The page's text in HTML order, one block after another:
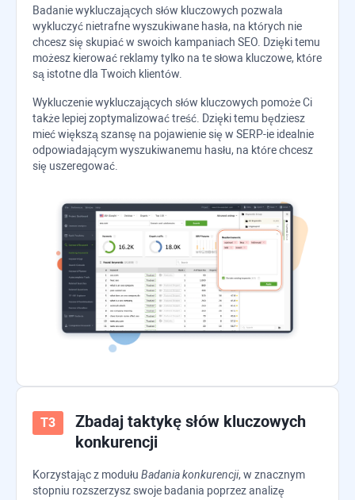
Badanie wykluczających słów kluczowych pozwala
wykluczyć nietrafne wyszukiwane hasła, na których nie
chcesz się skupiać w swoich kampaniach SEO. Dzięki temu
możesz kierować reklamy tylko na te słowa kluczowe, które
są istotne dla Twoich klientów.
Wykluczenie wykluczających słów kluczowych pomoże Ci
także lepiej zoptymalizować treść. Dzięki temu będziesz
mieć większą szansę na pojawienie się w SERP-ie idealnie
odpowiadającym wyszukiwanemu hasłu, na które chcesz
się uszeregować.
Zbadaj taktykę słów kluczowych
konkurencji
Korzystając z modułu Badania konkurencji, w znacznym
stopniu rozszerzysz swoje badania poprzez analizę